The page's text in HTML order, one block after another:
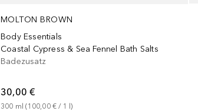
MOLTON BROWN
Body Essentials
Coastal Cypress & Sea Fennel Bath Salts
Badezusatz
30,00 €
300 ml (100,00 € / 1 l)